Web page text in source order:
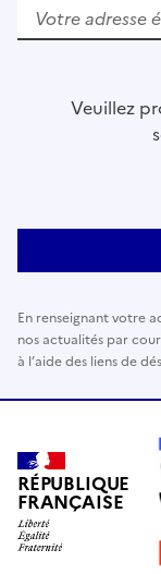
u
s
e
r
c
e
h
a
m
p
v
Veuillez
En renseignant votre
nos actualités par
à l’aide des liens de
RÉPUBLIQUE
FRANÇAISE